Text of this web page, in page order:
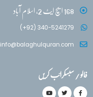
168 ایچ ایٹ 2، اسلام آباد
(+92) 340-5241279
info@balaghulquran.com
فالو / سبسکرائب کریں